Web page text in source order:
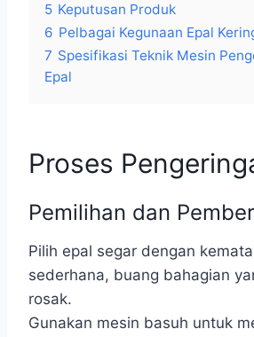
5 Keputusan Produk
6 Pelbagai Kegunaan Epal
7 Spesifikasi Teknik Mesin
Epal
Proses
Pemilihan dan
Pilih epal segar dengan
sederhana, buang bahagian
rosak.
Gunakan mesin basuh untuk